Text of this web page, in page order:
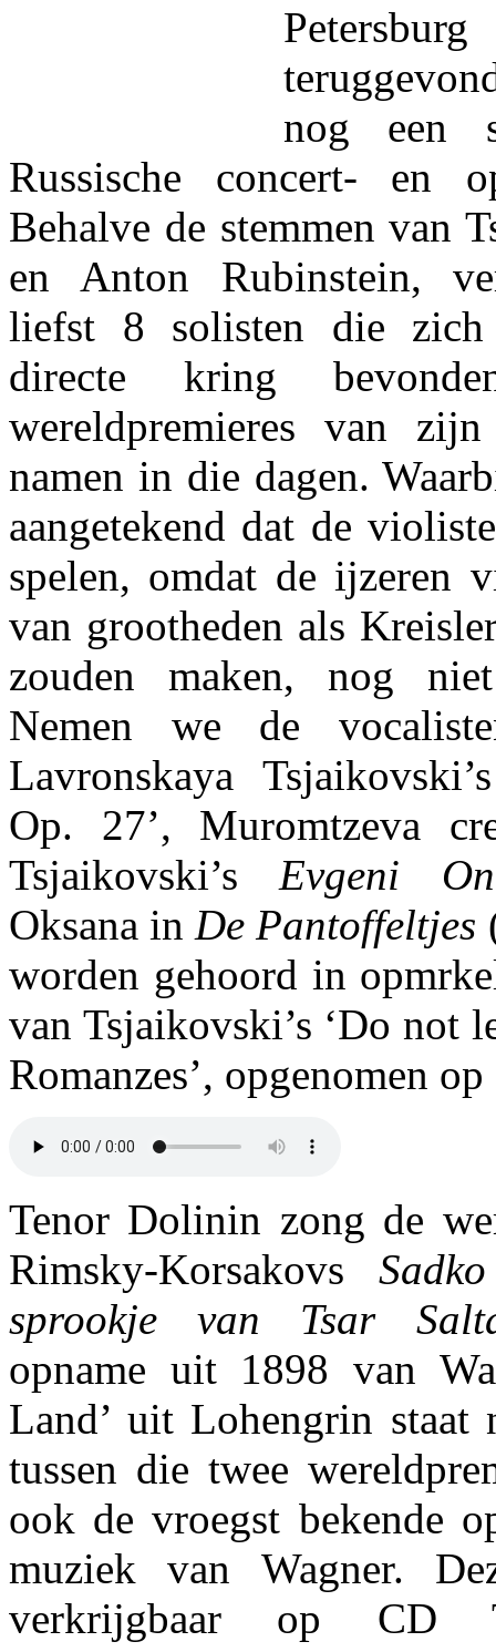
nog een
Russische concert- en
Behalve de stemmen van
en Anton Rubinstein,
liefst 8 solisten die zich
directe kring
wereldpremieres van
namen in die dagen.
aangetekend dat de
spelen, omdat de ijzeren
van grootheden als
zouden maken, nog
Nemen we de
Lavronskaya
Op. 27’, Muromtzeva
Tsjaikovski’sEvgeni
Oksana inDe Pantoffeltjes
worden gehoord in
van Tsjaikovski’s ‘Do not
Romanzes’, opgenomen
Tenor Dolinin zong de
Rimsky-KorsakovsSadko
sprookje van Tsar
opname uit 1898 van
Land’ uit Lohengrin staat
tussen die twee
ook de vroegst bekende
muziek van Wagner.
verkrijgbaar op CD